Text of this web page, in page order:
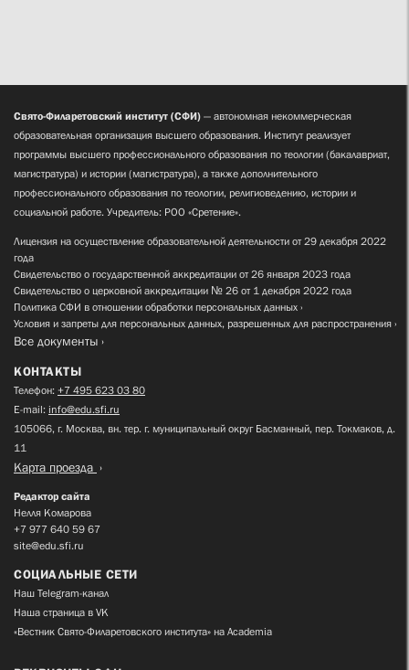
Свято-Филаретовский институт (СФИ) — автономная некоммерческая
образовательная организация высшего образования. Институт реализует
программы высшего профессионального образования по теологии (бакалавриат,
магистратура) и истории (магистратура), а также дополнительного
профессионального образования по теологии, религиоведению, истории и
социальной работе. Учредитель: РОО «Сретение».
Лицензия на осуществление образовательной деятельности от 29 декабря 2022
года
Свидетельство о государственной аккредитации от 26 января 2023 года
Свидетельство о церковной аккредитации № 26 от 1 декабря 2022 года
Политика СФИ в отношении обработки персональных данных
Условия и запреты для персональных данных, разрешенных для распространения
Все документы
КОНТАКТЫ
Телефон: +7 495 623 03 80
E-mail: info@edu.sfi.ru
105066, г. Москва, вн. тер. г. муниципальный округ Басманный, пер. Токмаков, д.
11
Карта проезда
Редактор сайта
Нелля Комарова
+7 977 640 59 67
site@edu.sfi.ru
СОЦИАЛЬНЫЕ СЕТИ
Наш Telegram-канал
Наша страница в VK
«Вестник Свято-Филаретовского института» на Academia